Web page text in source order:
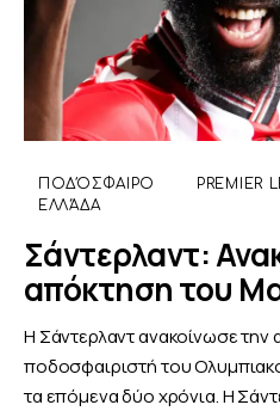
ΠΟΔΌΣΦΑΙΡΟ PREMIER
ΕΛΛΆΔΑ
Σάντερλαντ:
απόκτηση του
Η Σάντερλαντ ανακοίνωσε
ποδοσφαιριστή του
τα επόμενα δύο χρόνια. Η